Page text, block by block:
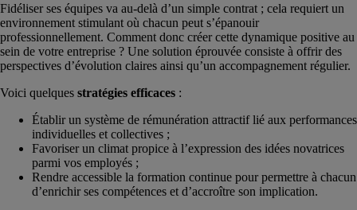
Fidéliser ses équipes va au-delà d’un simple contrat ; cela requiert un
environnement stimulant où chacun peut s’épanouir
professionnellement. Comment donc créer cette dynamique positive au
sein de votre entreprise ? Une solution éprouvée consiste à offrir des
perspectives d’évolution claires ainsi qu’un accompagnement régulier.
Voici quelques stratégies efficaces :
Établir un système de rémunération attractif lié aux performances
individuelles et collectives ;
Favoriser un climat propice à l’expression des idées novatrices
parmi vos employés ;
Rendre accessible la formation continue pour permettre à chacun
d’enrichir ses compétences et d’accroître son implication.